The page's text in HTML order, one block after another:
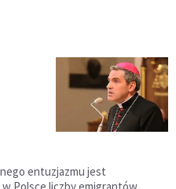
entuzjazmu jest